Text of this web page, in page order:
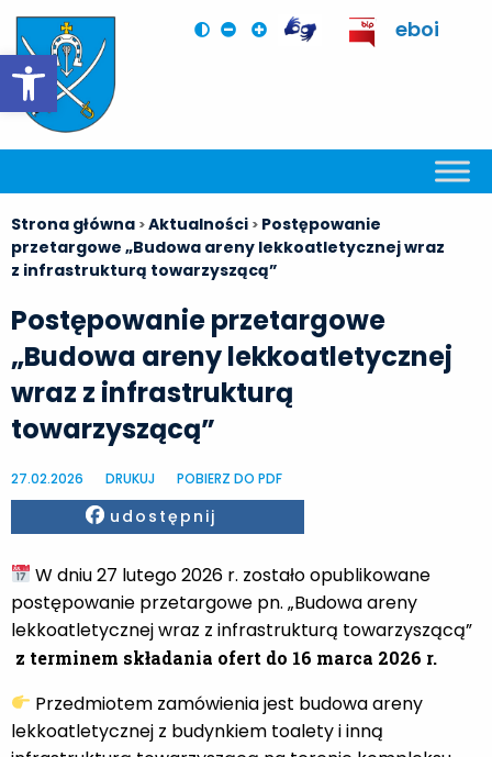
Otwórz pasek narzędzi
eboi
Strona główna >Aktualności > Postępowanie
przetargowe „Budowa areny lekkoatletycznej wraz
z infrastrukturą towarzyszącą”
Postępowanie przetargowe
„Budowa areny lekkoatletycznej
wraz z infrastrukturą
towarzyszącą”
27.02.2026 DRUKUJ POBIERZ DO PDF
Facebook
udostępnij
W dniu 27 lutego 2026 r. zostało opublikowane
postępowanie przetargowe pn. „Budowa areny
lekkoatletycznej wraz z infrastrukturą towarzyszącą”
z terminem składania ofert do 16 marca 2026 r.
Przedmiotem zamówienia jest budowa areny
lekkoatletycznej z budynkiem toalety i inną